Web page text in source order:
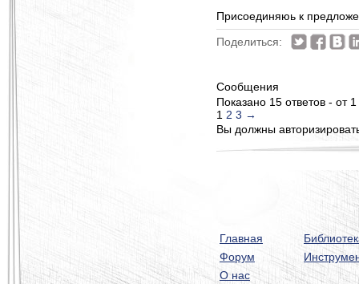
Присоединяюь к
Поделиться:
Сообщения
Показано 15 ответов - от
1 2 3 →
Вы должны
Главная
Форум
О нас